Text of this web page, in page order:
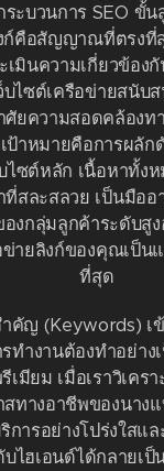
ะบวนการ SEO ขั้
ก์คือสัญญาณที่ตรงที่
เมินความเกี่ยวข้อง
บไซต์เครือข่ายสนับ
ศัยความสอดคล้องท
ป้าหมายคือการผลั
ไซต์หลัก เนื้อหาทั้ง
ที่สละสลวย เป็นมือ
งกลุ่มลูกค้าระดับสูง
ข่ายลิงก์ของคุณเป็น
ที่สุด
คัญ (Keywords) เ
ทำงานต้องทำอย่าง
มียม เมื่อเราวิเคร
ทางอาชีพของนาง
การอย่างโปร่งใสแ
ไฮเอนด์ได้กลายเ